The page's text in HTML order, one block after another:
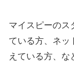
マイスピーのス
ている方、ネッ
えている方、